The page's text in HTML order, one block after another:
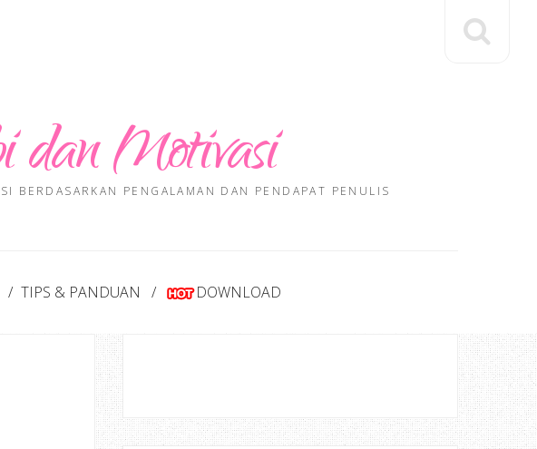
dan Motivasi
BERDASARKAN PENGALAMAN DAN PENDAPAT PENULIS
TIPS & PANDUAN DOWNLOAD